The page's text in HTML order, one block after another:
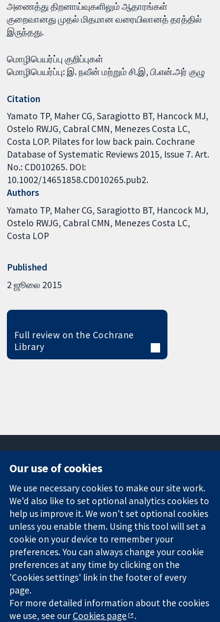
அணைத்து திறனாய்வுகளிலும் ஆதாரங்கள்
குறைவானது முதல் மிதமான வரையிலானத் தரத்தில்
இருந்தது.
மொழிபெயர்ப்பு குறிப்புகள்
மொழிபெயர்ப்பு: இ. நவீன் மற்றும் சி.இ, பி.என்.அர் குழு
Citation
Yamato TP, Maher CG, Saragiotto BT, Hancock MJ,
Ostelo RWJG, Cabral CMN, Menezes Costa LC,
Costa LOP. Pilates for low back pain. Cochrane
Database of Systematic Reviews 2015, Issue 7. Art.
No.: CD010265. DOI:
10.1002/14651858.CD010265.pub2.
Authors
Yamato TP Maher CG Saragiotto BT Hancock MJ
Ostelo RWJG Cabral CMN Menezes Costa LC
Costa LOP
Published
2 ஜூலை 2015
Full review on the Cochrane
Library
Trusted
evidence.
Informed
decisions.
Better health.
Square
London
W1G 0AN
ஐக்கிய
இராச்சியம்
News
Press office
About us
Jobs
Cochrane
Library
The Cochrane Collaboration is a charity (no. 1045921) and a
company limited by guarantee (no. 03044323) registered in
England & Wales. VAT registration number GB 718 2127 49.
Our use of cookies
We use necessary cookies to make our site work.
We'd also like to set optional analytics cookies to
help us improve it. We won't set optional cookies
unless you enable them. Using this tool will set a
cookie on your device to remember your
preferences. You can always change your cookie
preferences at any time by clicking on the
'Cookies settings' link in the footer of every
page.
For more detailed information about the cookies
we use, see ourCookies page .